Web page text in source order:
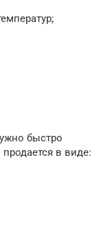
быстро
в виде: